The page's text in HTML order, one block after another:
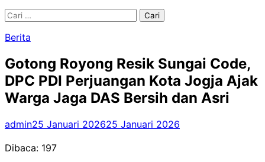
Cari
Berita
Gotong Royong Resik Sungai Code,
DPC PDI Perjuangan Kota Jogja Ajak
Warga Jaga DAS Bersih dan Asri
admin25 Januari 202625 Januari 2026
Dibaca: 197